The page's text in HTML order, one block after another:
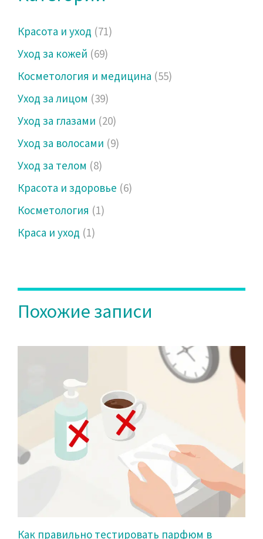
Красота и уход (71)
Уход за кожей (69)
Косметология и медицина (55)
Уход за лицом (39)
Уход за глазами (20)
Уход за волосами (9)
Уход за телом (8)
Красота и здоровье (6)
Косметология (1)
Краса и уход (1)
Похожие записи
Как правильно тестировать парфюм в